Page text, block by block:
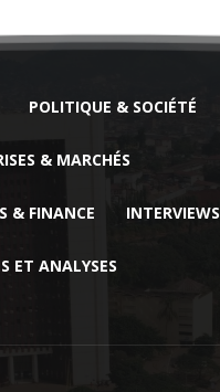
POLITIQUE & SOCIÉTÉ
& MARCHÉS
& FINANCE INTERVIEWS
ET ANALYSES